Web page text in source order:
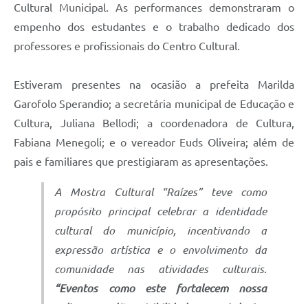
Cultural Municipal. As performances demonstraram o
empenho dos estudantes e o trabalho dedicado dos
professores e profissionais do Centro Cultural.
Estiveram presentes na ocasião a prefeita Marilda
Garofolo Sperandio; a secretária municipal de Educação e
Cultura, Juliana Bellodi; a coordenadora de Cultura,
Fabiana Menegoli; e o vereador Euds Oliveira; além de
pais e familiares que prestigiaram as apresentações.
A Mostra Cultural “Raízes” teve como
propósito principal celebrar a identidade
cultural do município, incentivando a
expressão artística e o envolvimento da
comunidade nas atividades culturais.
“Eventos como este fortalecem nossa